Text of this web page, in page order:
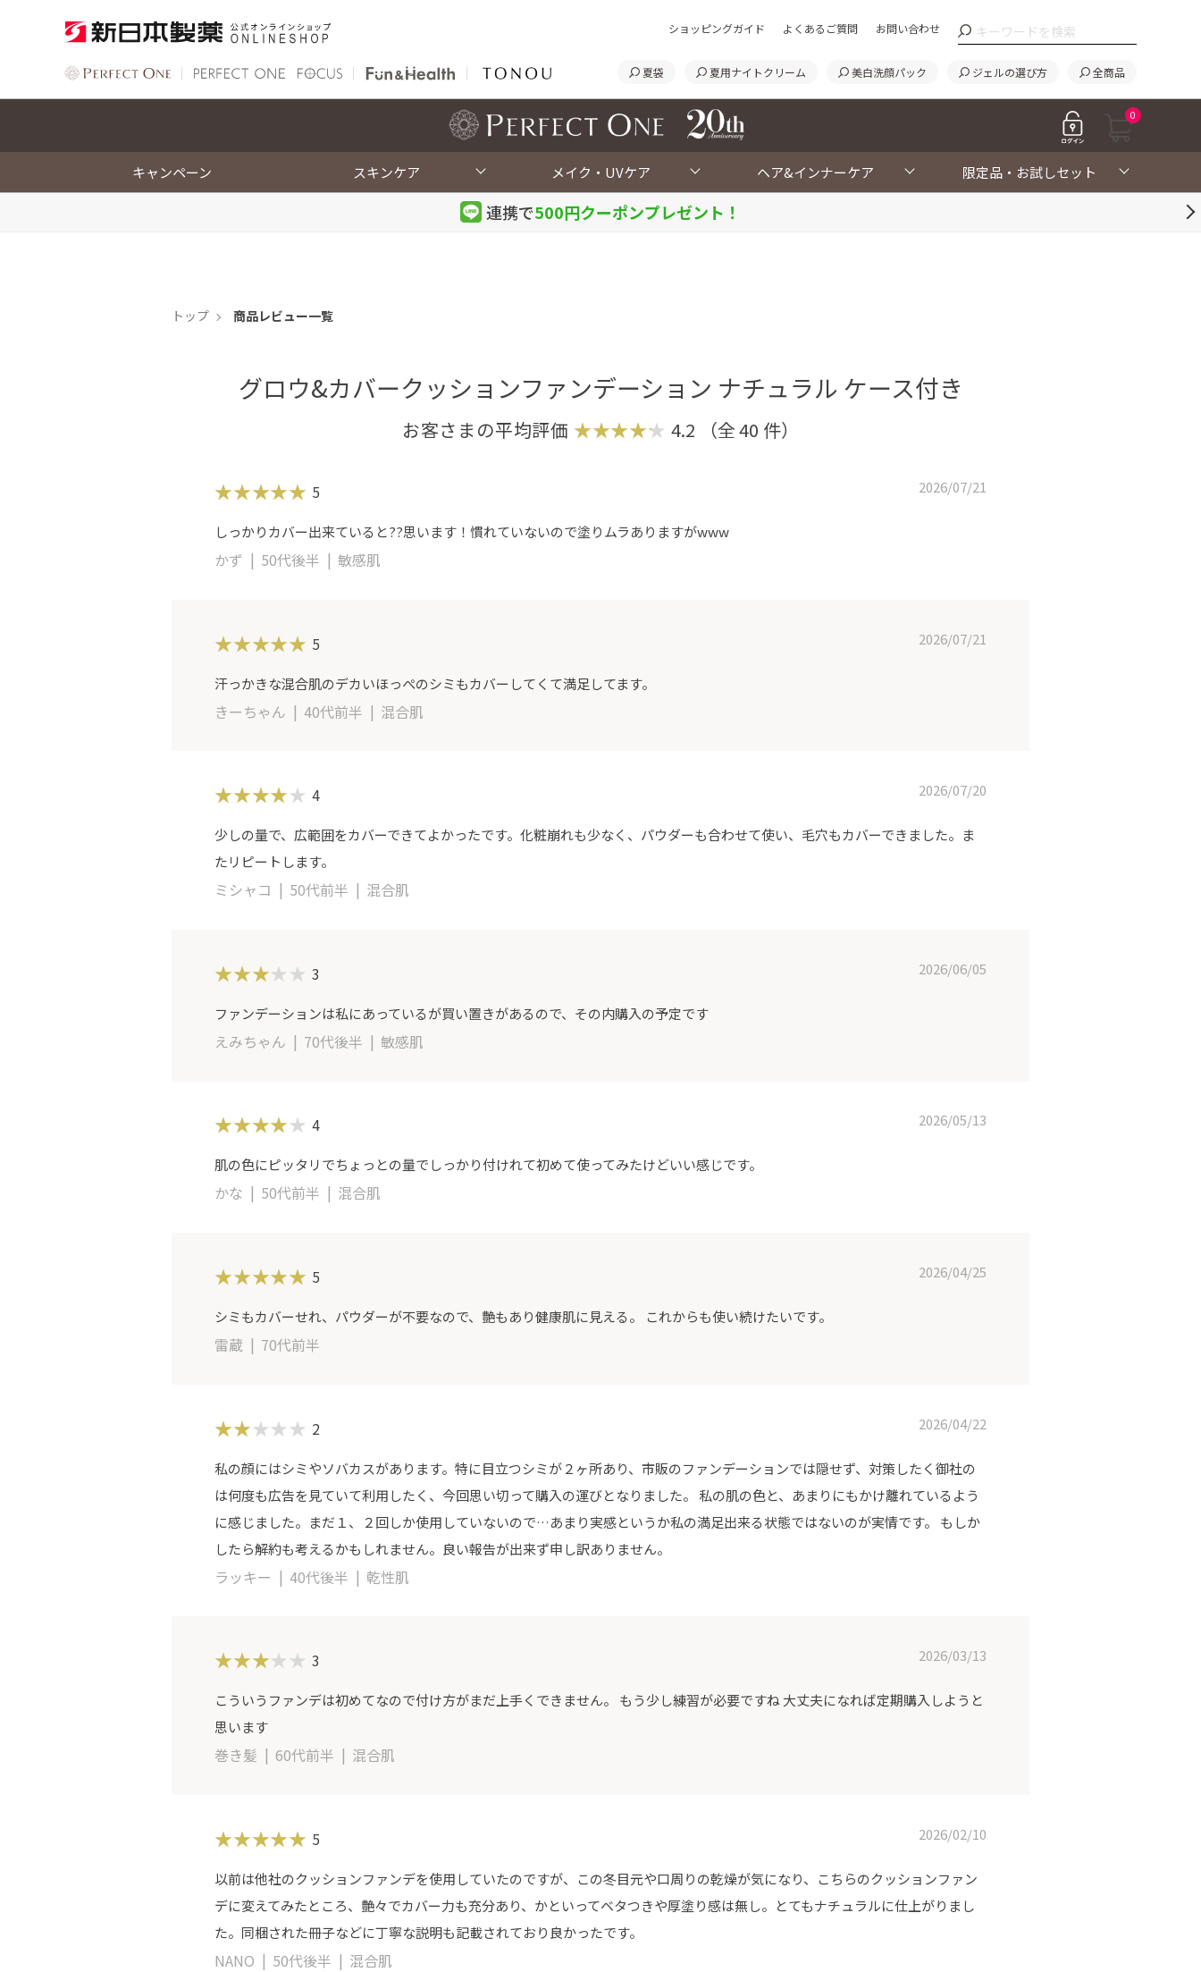
ショッピングガイド よくあるご質問 お問い合わせ
夏袋 夏用ナイトクリーム 美白洗顔パック ジェルの選び方 全商品
0
キャンペーン スキンケア メイク・UVケア ヘア&インナーケア 限定品・お試しセット
連携で500円クーポンプレゼント！
トップ 商品レビュー一覧
グロウ&カバークッションファンデーション ナチュラル ケース付き
お客さまの平均評価 4.2 （全40 件）
5 2026/07/21
しっかりカバー出来ていると??思います！慣れていないので塗りムラありますがwww
かず 50代後半 敏感肌
5 2026/07/21
汗っかきな混合肌のデカいほっぺのシミもカバーしてくて満足してます。
きーちゃん 40代前半 混合肌
4 2026/07/20
少しの量で、広範囲をカバーできてよかったです。化粧崩れも少なく、パウダーも合わせて使い、毛穴もカバーできました。ま
たリピートします。
ミシャコ 50代前半 混合肌
3 2026/06/05
ファンデーションは私にあっているが買い置きがあるので、その内購入の予定です
えみちゃん 70代後半 敏感肌
4 2026/05/13
肌の色にピッタリでちょっとの量でしっかり付けれて初めて使ってみたけどいい感じです。
かな 50代前半 混合肌
5 2026/04/25
シミもカバーせれ、パウダーが不要なので、艶もあり健康肌に見える。 これからも使い続けたいです。
雷蔵 70代前半
2 2026/04/22
私の顔にはシミやソバカスがあります。特に目立つシミが２ヶ所あり、市販のファンデーションでは隠せず、対策したく御社の
は何度も広告を見ていて利用したく、今回思い切って購入の運びとなりました。 私の肌の色と、あまりにもかけ離れているよう
に感じました。まだ１、２回しか使用していないので…あまり実感というか私の満足出来る状態ではないのが実情です。 もしか
したら解約も考えるかもしれません。良い報告が出来ず申し訳ありません。
ラッキー 40代後半 乾性肌
3 2026/03/13
こういうファンデは初めてなので付け方がまだ上手くできません。 もう少し練習が必要ですね 大丈夫になれば定期購入しようと
思います
巻き髪 60代前半 混合肌
5 2026/02/10
以前は他社のクッションファンデを使用していたのですが、この冬目元や口周りの乾燥が気になり、こちらのクッションファン
デに変えてみたところ、艶々でカバー力も充分あり、かといってベタつきや厚塗り感は無し。とてもナチュラルに仕上がりまし
た。同梱された冊子などに丁寧な説明も記載されており良かったです。
NANO 50代後半 混合肌